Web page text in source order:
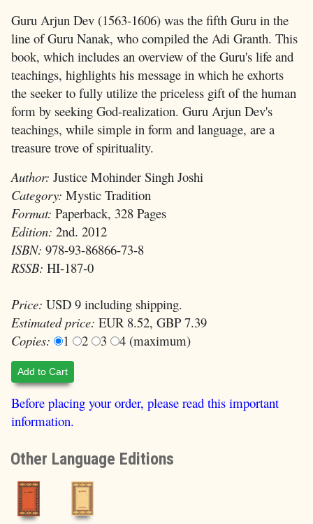
Guru Arjun Dev (1563-1606) was the fifth Guru in the
line of Guru Nanak, who compiled the Adi Granth. This
book, which includes an overview of the Guru's life and
teachings, highlights his message in which he exhorts
the seeker to fully utilize the priceless gift of the human
form by seeking God-realization. Guru Arjun Dev's
teachings, while simple in form and language, are a
treasure trove of spirituality.
Author: Justice Mohinder Singh Joshi
Category: Mystic Tradition
Format: Paperback, 328 Pages
Edition: 2nd. 2012
ISBN: 978-93-86866-73-8
RSSB: HI-187-0
Price: USD 9 including shipping.
Estimated price: EUR 8.52, GBP 7.39
Copies:
1 2 3 4 (maximum)
Add to Cart
Before placing your order, please read this important
information.
Other Language Editions